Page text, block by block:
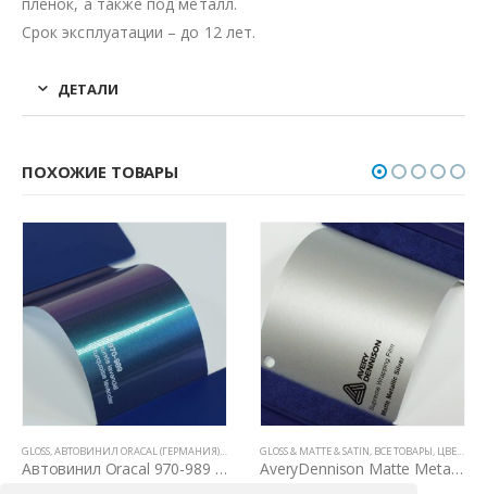
Срок эксплуатации – до 12 лет.
ДЕТАЛИ
ПОХОЖИЕ ТОВАРЫ
ТОВАРЫ,ЦВЕТНЫЕ ВИНИЛОВЫЕ ПЛЕНКИ
GLOSS & MATTE & SATIN,ВСЕ ТОВАРЫ,ЦВЕТНЫЕ ВИНИЛОВЫЕ ПЛЕНКИ
AveryDennison Matte Metallic Silver
RB GLOSSY CANDY (КЕНДИ ЦВЕТА),АВТОВИНИЛ TECKWRAP
Автовинил TeckWrap RB20 Midnight Purple